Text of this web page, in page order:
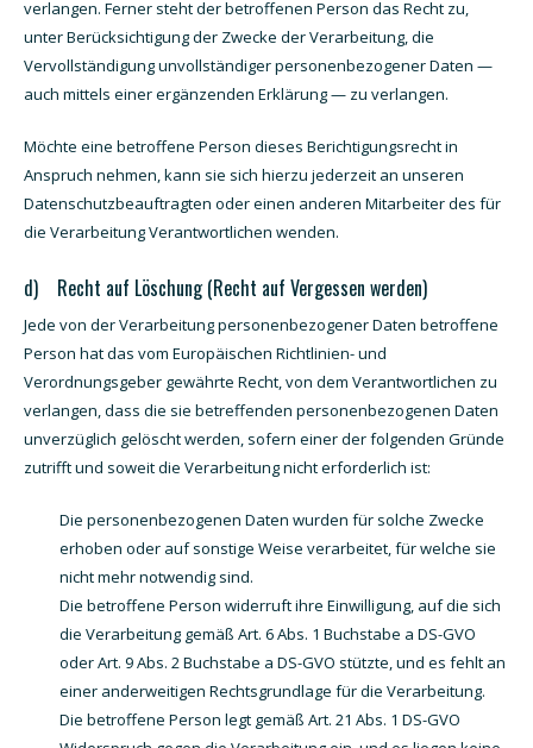
verlangen. Ferner steht der betroffenen Person das Recht zu,
unter Berücksichtigung der Zwecke der Verarbeitung, die
Vervollständigung unvollständiger personenbezogener Daten —
auch mittels einer ergänzenden Erklärung — zu verlangen.
Möchte eine betroffene Person dieses Berichtigungsrecht in
Anspruch nehmen, kann sie sich hierzu jederzeit an unseren
Datenschutzbeauftragten oder einen anderen Mitarbeiter des für
die Verarbeitung Verantwortlichen wenden.
d) Recht auf Löschung (Recht auf Vergessen werden)
Jede von der Verarbeitung personenbezogener Daten betroffene
Person hat das vom Europäischen Richtlinien- und
Verordnungsgeber gewährte Recht, von dem Verantwortlichen zu
verlangen, dass die sie betreffenden personenbezogenen Daten
unverzüglich gelöscht werden, sofern einer der folgenden Gründe
zutrifft und soweit die Verarbeitung nicht erforderlich ist:
Die personenbezogenen Daten wurden für solche Zwecke
erhoben oder auf sonstige Weise verarbeitet, für welche sie
nicht mehr notwendig sind.
Die betroffene Person widerruft ihre Einwilligung, auf die sich
die Verarbeitung gemäß Art. 6 Abs. 1 Buchstabe a DS-GVO
oder Art. 9 Abs. 2 Buchstabe a DS-GVO stützte, und es fehlt an
einer anderweitigen Rechtsgrundlage für die Verarbeitung.
Die betroffene Person legt gemäß Art. 21 Abs. 1 DS-GVO